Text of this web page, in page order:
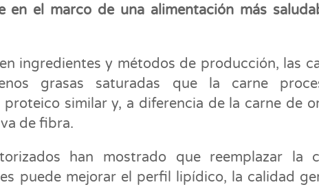
en el marco de una alimentación más
ingredientes y métodos de producción, las
grasas saturadas que la carne
similar y, a diferencia de la carne de
de fibra.
han mostrado que reemplazar la
puede mejorar el perfil lipídico, la calidad